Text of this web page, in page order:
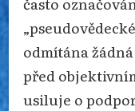
odmítána
před
usiluje o